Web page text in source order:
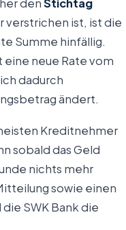
denStichtag
verstrichen ist, ist die
Summe hinfällig.
eine neue Rate vom
dadurch
ändert.
Kreditnehmer
sobald das Geld
nichts mehr
sowie einen
die SWK Bank die